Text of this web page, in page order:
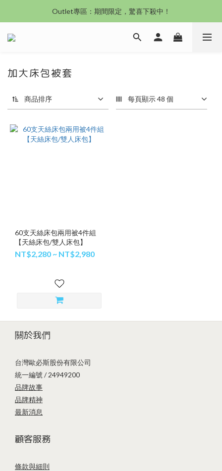
沙發新登場｜想躺就躺，頭等艙到商務艙一次擁有
Outlet專區：期間限定，驚喜下殺中！
沙發新登場｜想躺就躺，頭等艙到商務艙一次擁有
加大床包被套
商品排序 每頁顯示 48 個
60支天絲床包兩用被4件組
【天絲床包/雙人床包】
NT$2,280 ~ NT$2,980
關於我們
台灣歐必斯股份有限公司
統一編號 / 24949200
品牌故事
品牌精神
最新消息
顧客服務
條款與細則